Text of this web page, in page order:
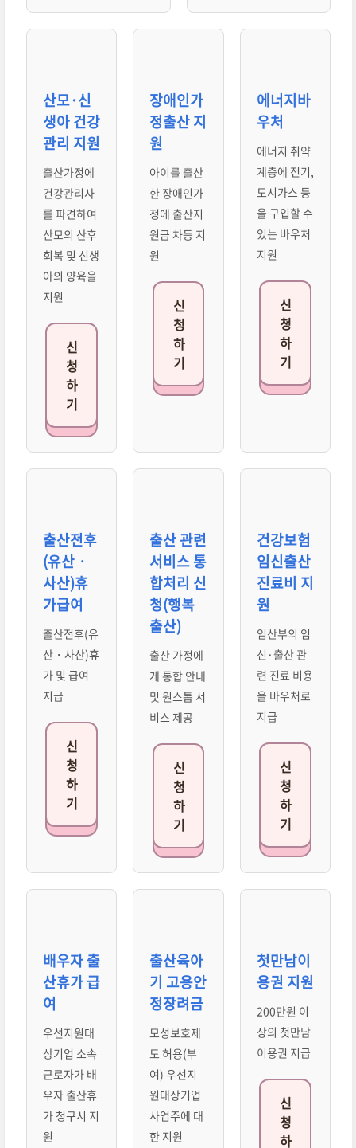
산모·신
생아 건강
관리 지원
출산가정에
건강관리사
를 파견하여
산모의 산후
회복 및 신생
아의 양육을
지원
신
청
하
기
장애인가
정출산 지
원
아이를 출산
한 장애인가
정에 출산지
원금 차등 지
원
신
청
하
기
에너지바
우처
에너지 취약
계층에 전기,
도시가스 등
을 구입할 수
있는 바우처
지원
신
청
하
기
출산전후
(유산ㆍ
사산)휴
가급여
출산전후(유
산・사산)휴
가 및 급여
지급
신
청
하
기
출산 관련
서비스 통
합처리 신
청(행복
출산)
출산 가정에
게 통합 안내
및 원스톱 서
비스 제공
신
청
하
기
건강보험
임신출산
진료비 지
원
임산부의 임
신·출산 관
련 진료 비용
을 바우처로
지급
신
청
하
기
배우자 출
산휴가 급
여
우선지원대
상기업 소속
근로자가 배
우자 출산휴
가 청구시 지
원
출산육아
기 고용안
정장려금
모성보호제
도 허용(부
여) 우선지
원대상기업
사업주에 대
한 지원
첫만남이
용권 지원
200만원 이
상의 첫만남
이용권 지급
신
청
하